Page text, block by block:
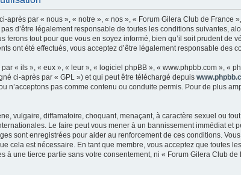
après par « nous », « notre », « nos », « Forum Gilera Club de France
d’être légalement responsable de toutes les conditions suivantes,
ferons tout pour que vous en soyez informé, bien qu’il soit prudent de
ont été effectués, vous acceptez d’être légalement responsable des
« ils », « eux », « leur », « logiciel phpBB », « www.phpbb.com », «
ci-après par « GPL ») et qui peut être téléchargé depuis
n’acceptons pas comme contenu ou conduite permis. Pour de plus
vulgaire, diffamatoire, choquant, menaçant, à caractère sexuel ou
Le faire peut vous mener à un bannissement immédiat et
sont enregistrées pour aider au renforcement de ces conditions.
cela est nécessaire. En tant que membre, vous acceptez que toutes
à une tierce partie sans votre consentement, ni « Forum Gilera Club